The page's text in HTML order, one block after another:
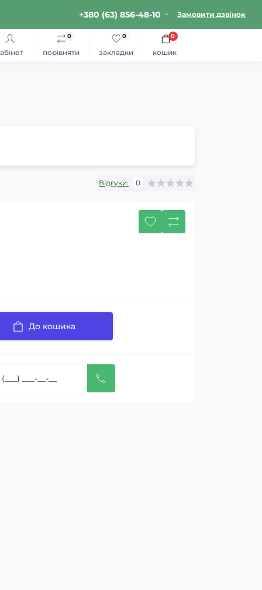
+380 (63) 856-48-10 Замовити дзвінок
порівняти
0
закладки
0
кошик
0
Відгуки: 0
До кошика